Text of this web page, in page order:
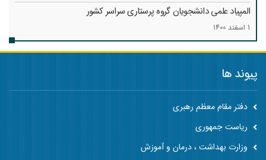
المپیاد علمی دانشجویان گروه پرستاری سراسر کشور
1 اسفند 1400
پیوند ها
دفتر مقام معظم رهبری
ریاست جمهوری
وزارت بهداشت ، درمان و آموزش